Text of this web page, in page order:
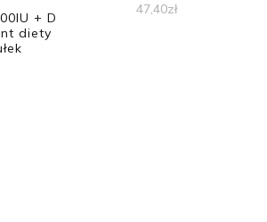
+ D
diety
47,40zł